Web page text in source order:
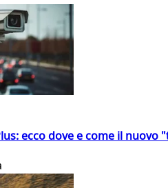
ecco dove e come il